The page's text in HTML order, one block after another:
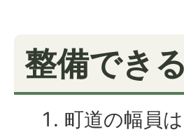
整備でき
町道の幅員